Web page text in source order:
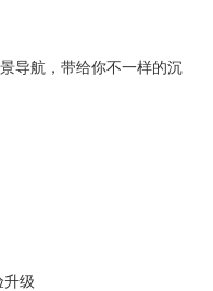
导航，带给你不一样的沉
升级